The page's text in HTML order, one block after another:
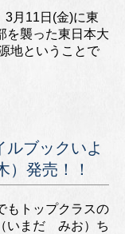
3月11日(金)に東
を襲った東日本大
地ということで
ブックいよ
）発売！！
もトップクラスの
いまだ みお）ち